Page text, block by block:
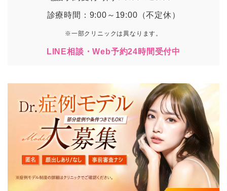
診療時間：9:00～19:00（不定休）
※一部クリニックは異なります。
LINE相談・Web予約24時間受付中